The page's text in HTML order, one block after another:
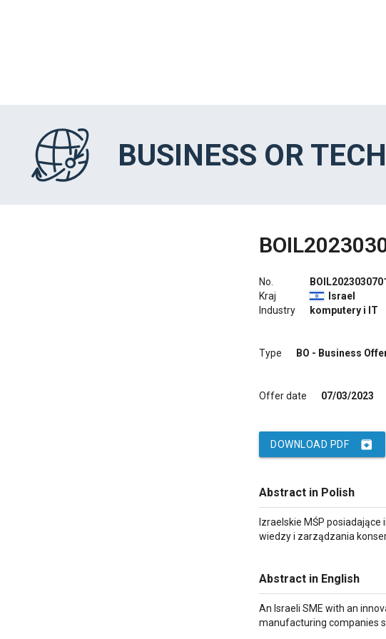
BUSINESS OR
No.
Kraj
Industry
Israel
komputery i IT
Type BO - Business
Offer date 07/03/2023
archive
DOWNLOAD PDF
Abstract in Polish
Izraelskie MŚP
wiedzy i zarządzania
Abstract in English
An Israeli SME with an
manufacturing companies